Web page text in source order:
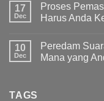
17
Dec
Proses
Harus Anda
10
Dec
Peredam
Mana yang
TAGS